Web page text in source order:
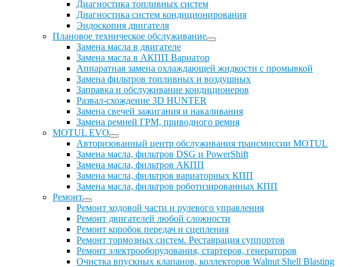
Диагностика топливных систем
Диагностика систем кондиционирования
Эндоскопия двигателя
Плановое техническое обслуживание
Замена масла в двигателе
Замена масла в АКПП Вариатор
Аппаратная замена охлаждающей жидкости с промывкой
Замена фильтров топливных и воздушных
Заправка и обслуживание кондиционеров
Развал-схождение 3D HUNTER
Замена свечей зажигания и накаливания
Замена ремней ГРМ, приводного ремня
MOTUL EVO
Авторизованный центр обслуживания трансмиссии MOTUL
Замена масла, фильтров DSG и PowerShift
Замена масла, фильтров АКПП
Замена масла, фильтров вариаторных КПП
Замена масла, фильтров роботизированных КПП
Ремонт
Ремонт ходовой части и рулевого управления
Ремонт двигателей любой сложности
Ремонт коробок передач и сцепления
Ремонт тормозных систем. Реставрация суппортов
Ремонт электрооборудования, стартеров, генераторов
Очистка впускных клапанов, коллекторов Walnut Shell Blasting